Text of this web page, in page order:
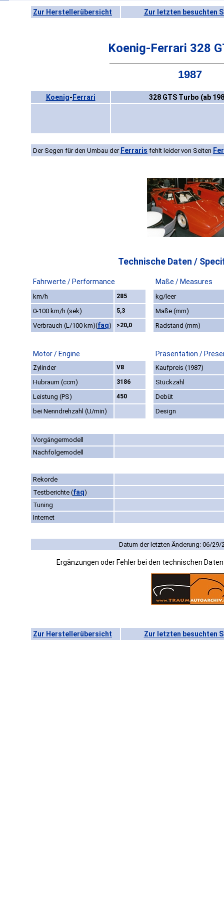
Zur Herstellerübersicht Zur letzten besuchten
Koenig-Ferrari 328
1987
Koenig- Ferrari 328 GTS Turbo (ab
Der Segen für den Umbau der Ferraris fehlt leider von Seiten
Technische Daten /
Fahrwerte / Performance Maße / Measures
km/h 285
kg/leer
0-100 km/h (sek)
5,3
Maße (mm)
Verbrauch (L/100 km)(faq) >20,0 Radstand (mm)
Motor / Engine Präsentation /
Zylinder V8
Kaufpreis (1987)
Hubraum (ccm)
3186
Stückzahl
Leistung (PS)
450
Debüt
bei Nenndrehzahl (U/min)
Design
Vorgängermodell
Nachfolgemodell
Rekorde
Testberichte (faq)
Tuning
Internet
Datum der letzten Änderung: 06/29/
Ergänzungen oder Fehler bei den technischen
Zur Herstellerübersicht Zur letzten besuchten